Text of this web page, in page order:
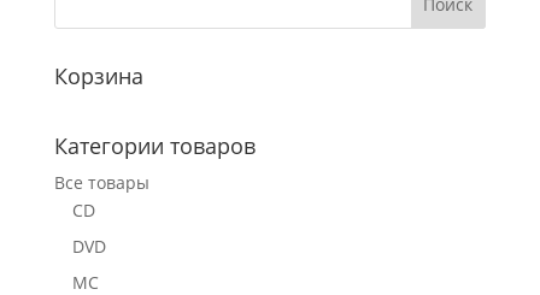
Корзина
Категории товаров
Все товары
CD
DVD
MC